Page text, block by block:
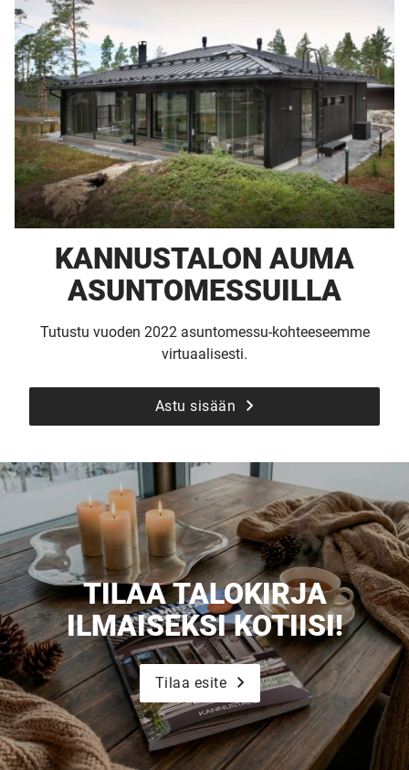
KANNUSTALON AUMA
ASUNTOMESSUILLA
Tutustu vuoden 2022 asuntomessu-kohteeseemme
virtuaalisesti.
Astu sisään
TILAA TALOKIRJA
ILMAISEKSI KOTIISI!
Tilaa esite